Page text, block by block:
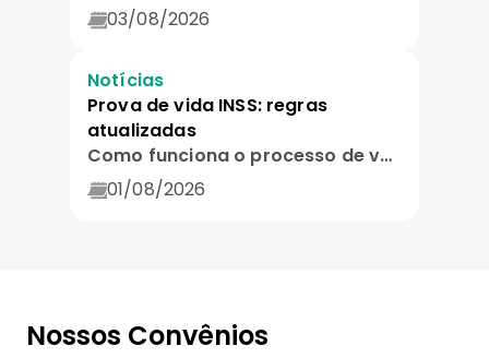
03/08/2026
Notícias
Prova de vida INSS: regras
atualizadas
Como funciona o processo de verificação automática e guia para evitar cair em golpes.
01/08/2026
Nossos Convênios